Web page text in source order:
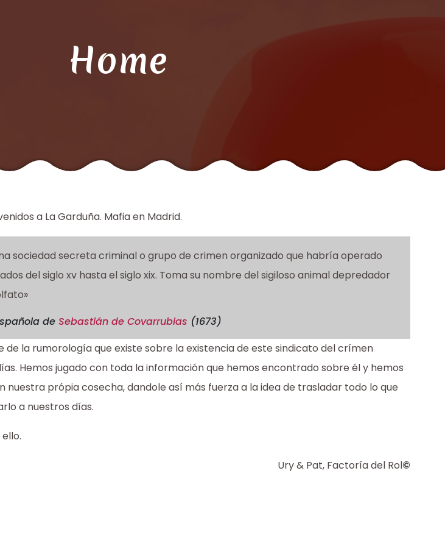
Home
a La Garduña. Mafia en Madrid.
sociedad secreta criminal o grupo de crimen organizado que habría operado
del siglo xv hasta el siglo xix. Toma su nombre del sigiloso animal depredador
de Sebastián de Covarrubias (1673)
de la rumorología que existe sobre la existencia de este sindicato del crímen
Hemos jugado con toda la información que hemos encontrado sobre él y hemos
nuestra própia cosecha, dandole así más fuerza a la idea de trasladar todo lo que
a nuestros días.
Ury & Pat, Factoría del Rol©